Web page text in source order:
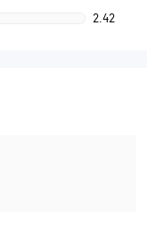
2.42